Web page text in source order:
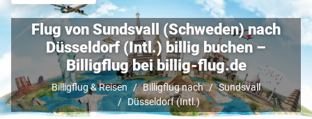
Flug von Sundsvall (Schweden) nach
Düsseldorf (Intl.) billig buchen –
Billigflug bei billig-flug.de
Billigflug & Reisen Billigflug nach
Sundsvall
Düsseldorf (Intl.)